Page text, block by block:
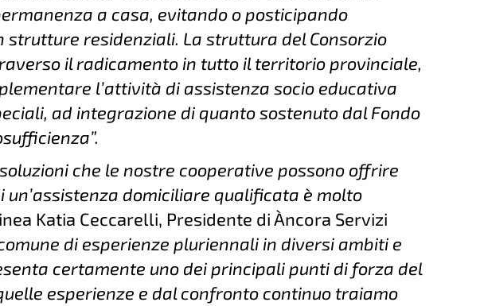
a casa, evitando o posticipando
strutture residenziali. La struttura del Consorzio
il radicamento in tutto il territorio provinciale,
l’attività di assistenza socio educativa
ad integrazione di quanto sostenuto dal Fondo
che le nostre cooperative possono offrire
un’assistenza domiciliare qualificata è molto
Katia Ceccarelli, Presidente di Àncora Servizi
di esperienze pluriennali in diversi ambiti e
certamente uno dei principali punti di forza del
esperienze e dal confronto continuo traiamo